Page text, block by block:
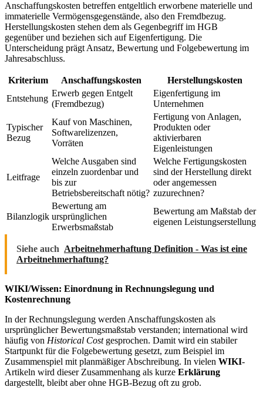
Anschaffungskosten betreffen entgeltlich erworbene materielle und
immaterielle Vermögensgegenstände, also den Fremdbezug.
Herstellungskosten stehen dem als Gegenbegriff im HGB
gegenüber und beziehen sich auf Eigenfertigung. Die
Unterscheidung prägt Ansatz, Bewertung und Folgebewertung im
Jahresabschluss.
Kriterium Anschaffungskosten
Herstellungskosten
Entstehung
Erwerb gegen Entgelt
(Fremdbezug)
Eigenfertigung im
Unternehmen
Typischer
Bezug
Kauf von Maschinen,
Softwarelizenzen,
Vorräten
Fertigung von Anlagen,
Produkten oder
aktivierbaren
Eigenleistungen
Leitfrage
Welche Ausgaben sind
einzeln zuordenbar und
bis zur
Betriebsbereitschaft nötig?
Welche Fertigungskosten
sind der Herstellung direkt
oder angemessen
zuzurechnen?
Bilanzlogik
Bewertung am
ursprünglichen
Erwerbsmaßstab
Bewertung am Maßstab der
eigenen Leistungserstellung
Siehe auch Arbeitnehmerhaftung Definition - Was ist eine
Arbeitnehmerhaftung?
WIKI/Wissen: Einordnung in Rechnungslegung und
Kostenrechnung
In der Rechnungslegung werden Anschaffungskosten als
ursprünglicher Bewertungsmaßstab verstanden; international wird
häufig von Historical Costgesprochen. Damit wird ein stabiler
Startpunkt für die Folgebewertung gesetzt, zum Beispiel im
Zusammenspiel mit planmäßiger Abschreibung. In vielen WIKI-
Artikeln wird dieser Zusammenhang als kurze Erklärung
dargestellt, bleibt aber ohne HGB-Bezug oft zu grob.